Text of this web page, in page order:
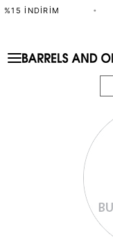
İNDIRIM •